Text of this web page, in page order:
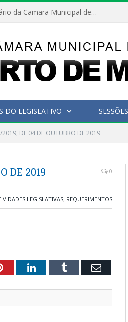
Hoje dia 05 de julho aconteceu no plenário da Camara Municipal de Porto de Moz a Sessão Solene de Abertura dos Trabalhos Legislativos 2º Período da 23ª Legislatura
DO LEGISLATIVO SESSÕES
2019, DE 04 DE OUTUBRO DE 2019
DE 2019 0
LEGISLATIVAS, REQUERIMENTOS
PinterestLinkedInTumblr Email